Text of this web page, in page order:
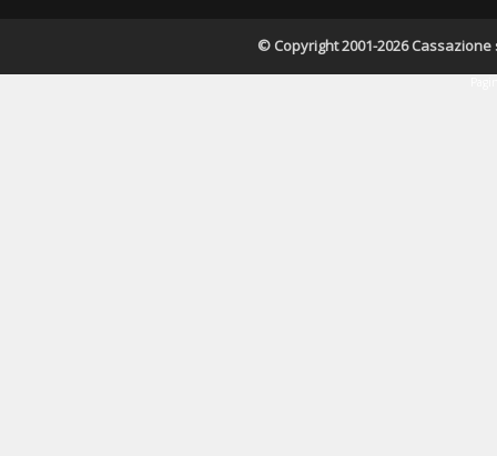
© Copyright 2001-2026 Cassazione